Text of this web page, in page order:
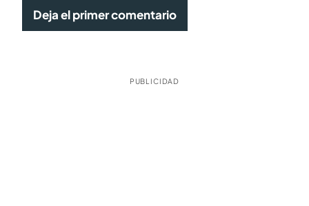
Deja el primer comentario
PUBLICIDAD